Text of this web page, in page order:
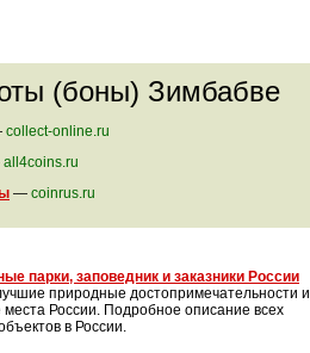
(боны) Зимбабве
collect-online.ru
all4coins.ru
— coinrus.ru
парки, заповедник и заказники России
природные достопримечательности и
России. Подробное описание всех
в России.